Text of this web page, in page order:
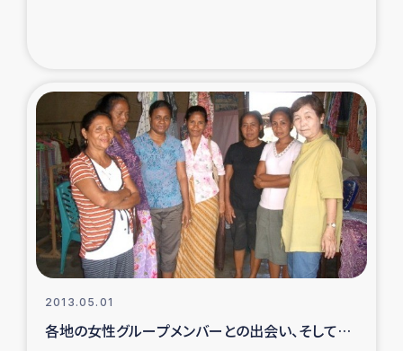
復興応援隊の活動
仮設住宅生活支援・農業復興支援
漁業復興支援
インターン・ボランティア日誌
2013.05.01
各地の女性グループメンバーとの出会い、そして…